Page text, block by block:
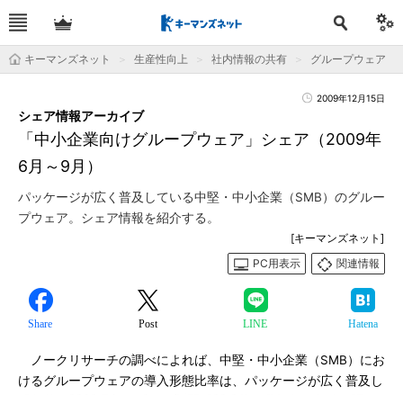
キーマンズネット 生産性向上 社内情報の共有 グループウェア
2009年12月15日
「中小企業向けグループウェア」シェア（2009年
6月～9月）
シェア情報アーカイブ
パッケージが広く普及している中堅・中小企業（SMB）のグルー
プウェア。シェア情報を紹介する。
[キーマンズネット]
PC用表示
関連情報
Share Post LINE Hatena
ノークリサーチの調べによれば、中堅・中小企業（SMB）にお
けるグループウェアの導入形態比率は、パッケージが広く普及し